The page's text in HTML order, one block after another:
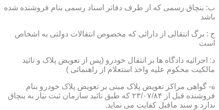
ب: بنچاق رسمی که از طرف دفاتر اسناد رسمی بنام فروشنده شده
باشد
ج : برگ انتقالی از دارائی که مخصوص انتقالات دولتی به اشخاص
است
د: اجرائیه دادگاه ها بر انتقال خودرو (پس از تعویض پلاک و تائید
مالکیت محکوم علیه واخذ استعلام از راهنمائی )
ه- گواهی مراکز تعویض پلاک مبنی بر تعویض پلاک خودرو بنام
فروشنده قبل از ۲۳/۰۷/۸۴ که طبق تائید سازمان ثبت نیاز به بنچاق
ندارد و سند ماقبل کفایت می نماید.